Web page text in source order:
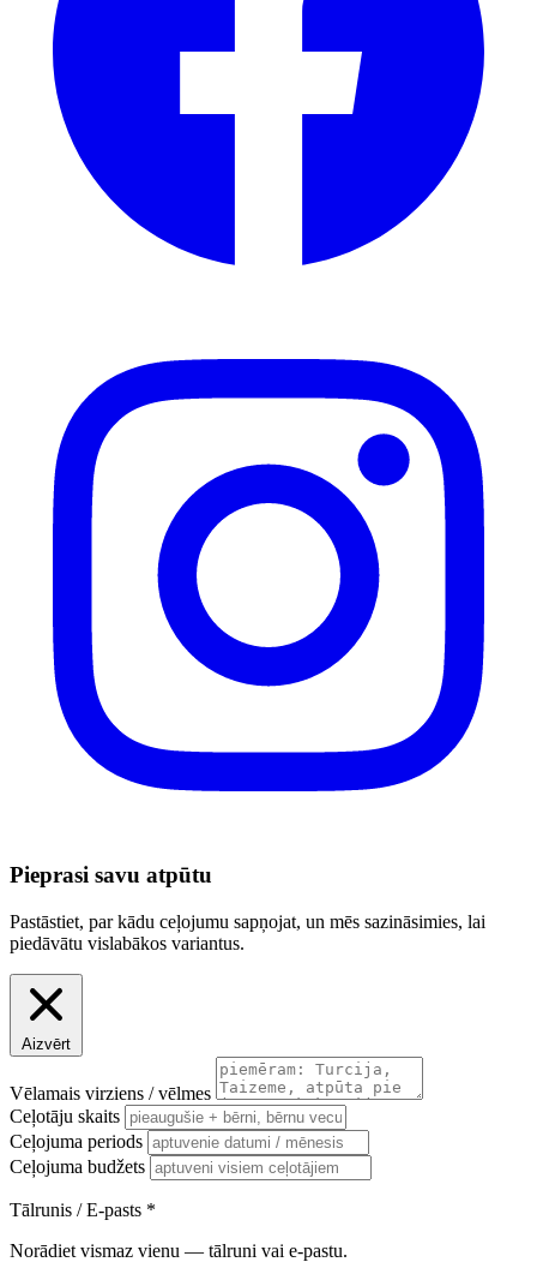
Pieprasi savu atpūtu
Pastāstiet, par kādu ceļojumu sapņojat, un mēs sazināsimies, lai
piedāvātu vislabākos variantus.
Aizvērt
Vēlamais virziens / vēlmes
Ceļotāju skaits
Ceļojuma periods
Ceļojuma budžets
Tālrunis / E-pasts *
Norādiet vismaz vienu — tālruni vai e-pastu.